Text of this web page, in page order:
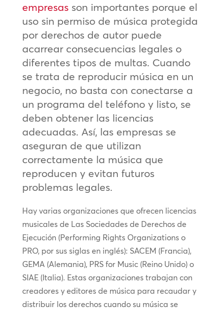
empresasson importantes porque el
uso sin permiso de música protegida
por derechos de autor puede
acarrear consecuencias legales o
diferentes tipos de multas. Cuando
se trata de reproducir música en un
negocio, no basta con conectarse a
un programa del teléfono y listo, se
deben obtener las licencias
adecuadas. Así, las empresas se
aseguran de que utilizan
correctamente la música que
reproducen y evitan futuros
problemas legales.
Hay varias organizaciones que ofrecen licencias
musicales de Las Sociedades de Derechos de
Ejecución (Performing Rights Organizations o
PRO, por sus siglas en inglés): SACEM (Francia),
GEMA (Alemania), PRS for Music (Reino Unido) o
SIAE (Italia). Estas organizaciones trabajan con
creadores y editores de música para recaudar y
distribuir los derechos cuando su música se